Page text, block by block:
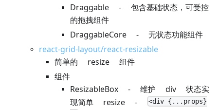
Draggable - 包含基础状态，可受控
的拖拽组件
DraggableCore - 无状态功能组件
react-grid-layout/react-resizable
简单的 resize 组件
组件
ResizableBox - 维护 div 状态实
现简单 resize -
<div {...props}